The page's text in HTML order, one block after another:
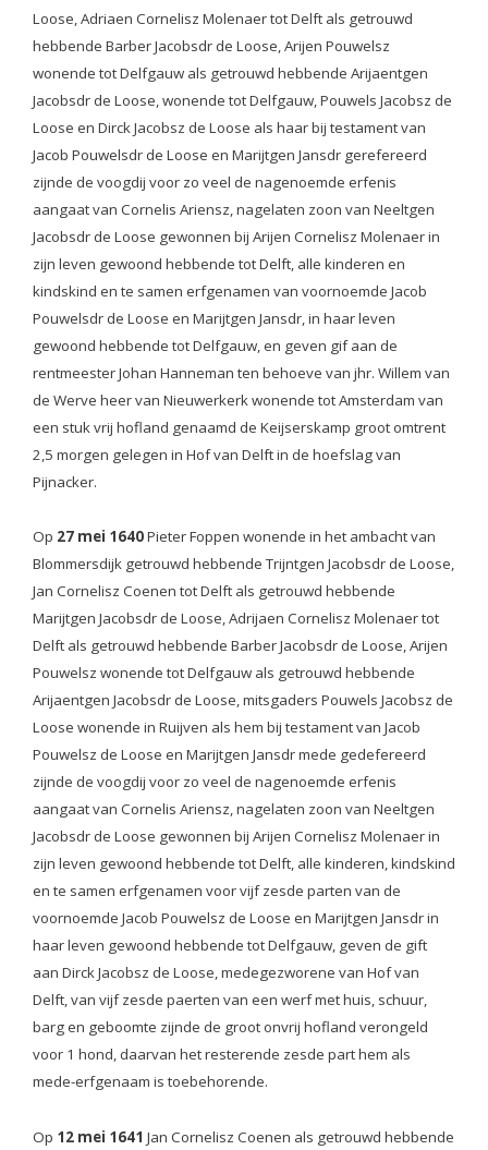
Loose, Adriaen Cornelisz Molenaer tot Delft als getrouwd
hebbende Barber Jacobsdr de Loose, Arijen Pouwelsz
wonende tot Delfgauw als getrouwd hebbende Arijaentgen
Jacobsdr de Loose, wonende tot Delfgauw, Pouwels Jacobsz de
Loose en Dirck Jacobsz de Loose als haar bij testament van
Jacob Pouwelsdr de Loose en Marijtgen Jansdr gerefereerd
zijnde de voogdij voor zo veel de nagenoemde erfenis
aangaat van Cornelis Ariensz, nagelaten zoon van Neeltgen
Jacobsdr de Loose gewonnen bij Arijen Cornelisz Molenaer in
zijn leven gewoond hebbende tot Delft, alle kinderen en
kindskind en te samen erfgenamen van voornoemde Jacob
Pouwelsdr de Loose en Marijtgen Jansdr, in haar leven
gewoond hebbende tot Delfgauw, en geven gif aan de
rentmeester Johan Hanneman ten behoeve van jhr. Willem van
de Werve heer van Nieuwerkerk wonende tot Amsterdam van
een stuk vrij hofland genaamd de Keijserskamp groot omtrent
2,5 morgen gelegen in Hof van Delft in de hoefslag van
Pijnacker.
Op 27 mei 1640Pieter Foppen wonende in het ambacht van
Blommersdijk getrouwd hebbende Trijntgen Jacobsdr de Loose,
Jan Cornelisz Coenen tot Delft als getrouwd hebbende
Marijtgen Jacobsdr de Loose, Adrijaen Cornelisz Molenaer tot
Delft als getrouwd hebbende Barber Jacobsdr de Loose, Arijen
Pouwelsz wonende tot Delfgauw als getrouwd hebbende
Arijaentgen Jacobsdr de Loose, mitsgaders Pouwels Jacobsz de
Loose wonende in Ruijven als hem bij testament van Jacob
Pouwelsz de Loose en Marijtgen Jansdr mede gedefereerd
zijnde de voogdij voor zo veel de nagenoemde erfenis
aangaat van Cornelis Ariensz, nagelaten zoon van Neeltgen
Jacobsdr de Loose gewonnen bij Arijen Cornelisz Molenaer in
zijn leven gewoond hebbende tot Delft, alle kinderen, kindskind
en te samen erfgenamen voor vijf zesde parten van de
voornoemde Jacob Pouwelsz de Loose en Marijtgen Jansdr in
haar leven gewoond hebbende tot Delfgauw, geven de gift
aan Dirck Jacobsz de Loose, medegezworene van Hof van
Delft, van vijf zesde paerten van een werf met huis, schuur,
barg en geboomte zijnde de groot onvrij hofland verongeld
voor 1 hond, daarvan het resterende zesde part hem als
mede-erfgenaam is toebehorende.
Op 12 mei 1641 Jan Cornelisz Coenen als getrouwd hebbende